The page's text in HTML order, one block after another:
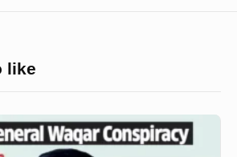
like